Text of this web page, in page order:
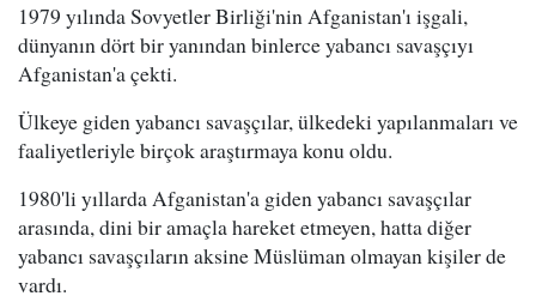
1979 yılında Sovyetler Birliği'nin Afganistan'ı işgali,
dünyanın dört bir yanından binlerce yabancı savaşçıyı
Afganistan'a çekti.
Ülkeye giden yabancı savaşçılar, ülkedeki yapılanmaları ve
faaliyetleriyle birçok araştırmaya konu oldu.
1980'li yıllarda Afganistan'a giden yabancı savaşçılar
arasında, dini bir amaçla hareket etmeyen, hatta diğer
yabancı savaşçıların aksine Müslüman olmayan kişiler de
vardı.